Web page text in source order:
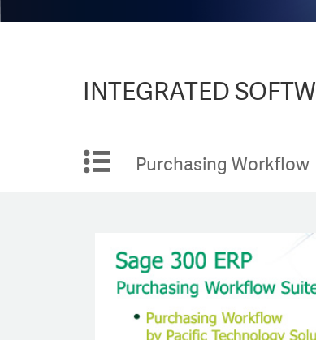
INTEGRATED
Purchasing Workflow